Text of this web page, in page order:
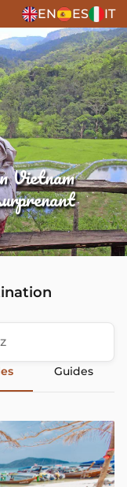
EN ES IT
Vietnam
Guides